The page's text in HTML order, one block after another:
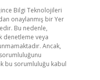
Bilgi Teknolojileri
onaylanmış bir Yer
Bu nedenle,
denetleme veya
Ancak,
bu sorumluluğu kabul